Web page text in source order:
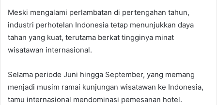
Meski mengalami perlambatan di pertengahan tahun,
industri perhotelan Indonesia tetap menunjukkan daya
tahan yang kuat, terutama berkat tingginya minat
wisatawan internasional.
Selama periode Juni hingga September, yang memang
menjadi musim ramai kunjungan wisatawan ke Indonesia,
tamu internasional mendominasi pemesanan hotel.